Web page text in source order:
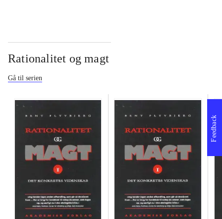
Rationalitet og magt
Gå til serien
Feedback